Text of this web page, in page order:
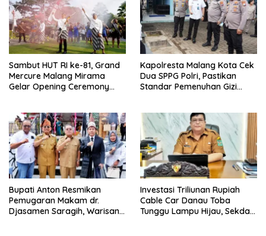
Sambut HUT RI ke-81, Grand
Mercure Malang Mirama
Gelar Opening Ceremony
Kapolresta Malang Kota Cek
Dua SPPG Polri, Pastikan
Standar Pemenuhan Gizi
Bupati Anton Resmikan
Pemugaran Makam dr.
Djasamen Saragih, Warisan
Investasi Triliunan Rupiah
Cable Car Danau Toba
Tunggu Lampu Hijau, Sekda